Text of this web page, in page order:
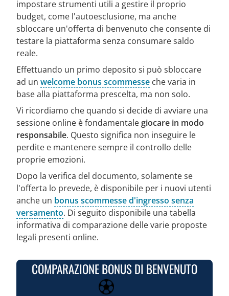
impostare strumenti utili a gestire il proprio
budget, come l'autoesclusione, ma anche
sbloccare un'offerta di benvenuto che consente di
testare la piattaforma senza consumare saldo
reale.
Effettuando un primo deposito si può sbloccare
ad un welcome bonus scommesse che varia in
base alla piattaforma prescelta, ma non solo.
Vi ricordiamo che quando si decide di avviare una
sessione online è fondamentalegiocare in modo
responsabile. Questo significa non inseguire le
perdite e mantenere sempre il controllo delle
proprie emozioni.
Dopo la verifica del documento, solamente se
l'offerta lo prevede, è disponibile per i nuovi utenti
anche un bonus scommesse d'ingresso senza
versamento. Di seguito disponibile una tabella
informativa di comparazione delle varie proposte
legali presenti online.
COMPARAZIONE BONUS DI BENVENUTO